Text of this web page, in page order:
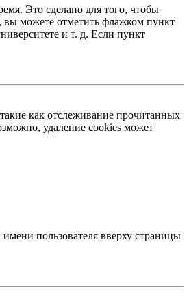
Это сделано для того, чтобы
вы можете отметить флажком пункт
и т. д. Если пункт
как отслеживание прочитанных
удаление cookies может
пользователя вверху страницы